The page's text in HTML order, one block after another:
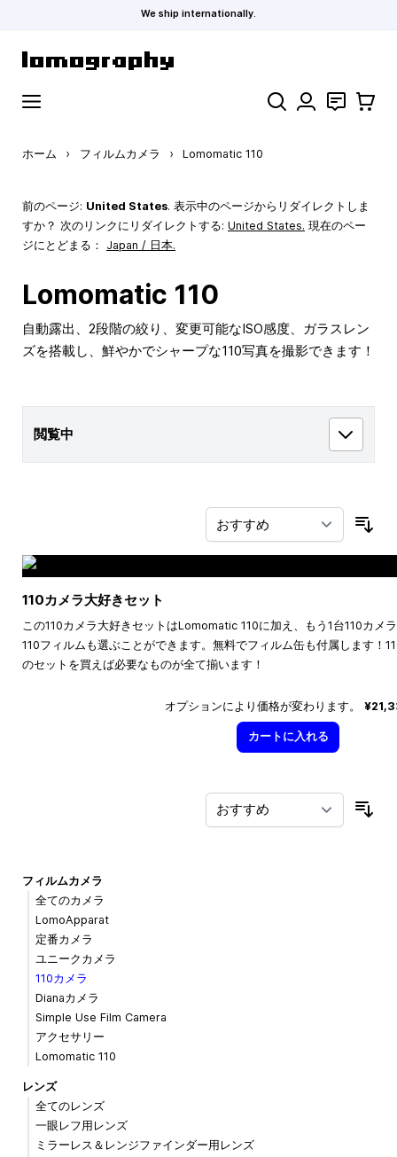
We ship internationally.
検索 お問い合わ
カート
ホーム › フィルムカメラ › Lomomatic 110
前のページ: United States. 表示中のページからリダイレクトしま
すか？ 次のリンクにリダイレクトする: United States. 現在のペー
ジにとどまる： Japan / 日本.
Lomomatic 110
自動露出、2段階の絞り、変更可能なISO感度、ガラスレン
ズを搭載し、鮮やかでシャープな110写真を撮影できます！
閲覧中
110カメラ大好きセット
この110カメラ大好きセットはLomomatic 110に加え、もう1台110カメ
110フィルムも選ぶことができます。無料でフィルム缶も付属します！
のセットを買えば必要なものが全て揃います！
オプションにより価格が変わります。
カートに入れる
フィルムカメラ
全てのカメラ
LomoApparat
定番カメラ
ユニークカメラ
110カメラ
Dianaカメラ
Simple Use Film Camera
アクセサリー
Lomomatic 110
レンズ
全てのレンズ
一眼レフ用レンズ
ミラーレス＆レンジファインダー用レンズ